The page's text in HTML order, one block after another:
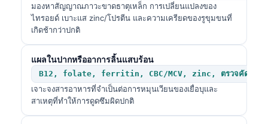
มองหาสัญญาณภาวะขาดธาตุเหล็ก การเปลี่ยนแปลงของ
ไทรอยด์ เบาะแส zinc/โปรตีน และความเครียดของรูขุมขนที่
เกิดช้ากว่าปกติ
แผลในปากหรืออาการลิ้นแสบร้อน
B12, folate, ferritin, CBC/MCV, zinc, ตรวจคัดกรอง
เจาะจงสารอาหารที่จำเป็นต่อการหมุนเวียนของเยื่อบุและ
สาเหตุที่ทำให้การดูดซึมผิดปกติ
Русский
Lietuvių kalba
Polski
한국어
Slovenščina